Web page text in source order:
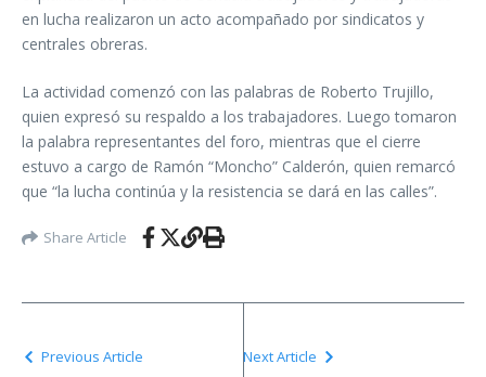
en lucha realizaron un acto acompañado por sindicatos y
centrales obreras.
La actividad comenzó con las palabras de Roberto Trujillo,
quien expresó su respaldo a los trabajadores. Luego tomaron
la palabra representantes del foro, mientras que el cierre
estuvo a cargo de Ramón “Moncho” Calderón, quien remarcó
que “la lucha continúa y la resistencia se dará en las calles”.
Share Article
Previous Article Next Article